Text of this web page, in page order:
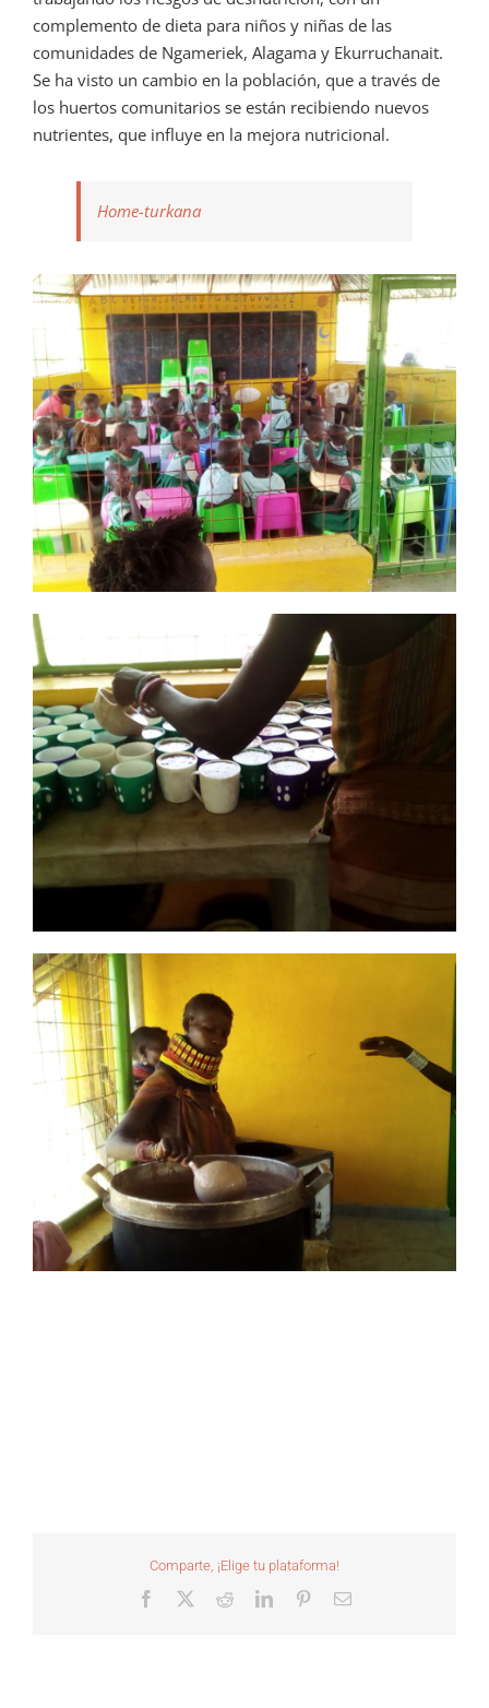
complemento de dieta para niños y niñas de las
comunidades de Ngameriek, Alagama y Ekurruchanait.
Se ha visto un cambio en la población, que a través de
los huertos comunitarios se están recibiendo nuevos
nutrientes, que influye en la mejora nutricional.
Home-turkana
Comparte, ¡Elige tu plataforma!
Facebook RedditLinkedInPinterestCorreo